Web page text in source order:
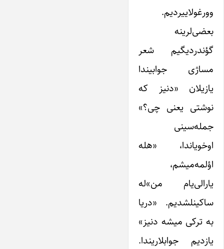
وورغولاییردیم.
بعضی‌لرینه
گؤندردیگیم شعر
مساژی جوابیندا
یازیلان «دنیز که
نوشتی یعنی چی؟»
جمله‌سینی
اوخویاندا، «هله
اؤلمه‌میشم،
یارالی‌یام من»له
ساکینلشدیم. «دریا
به ترکی میشه دنیز»
یازدیم جوابلاریندا.